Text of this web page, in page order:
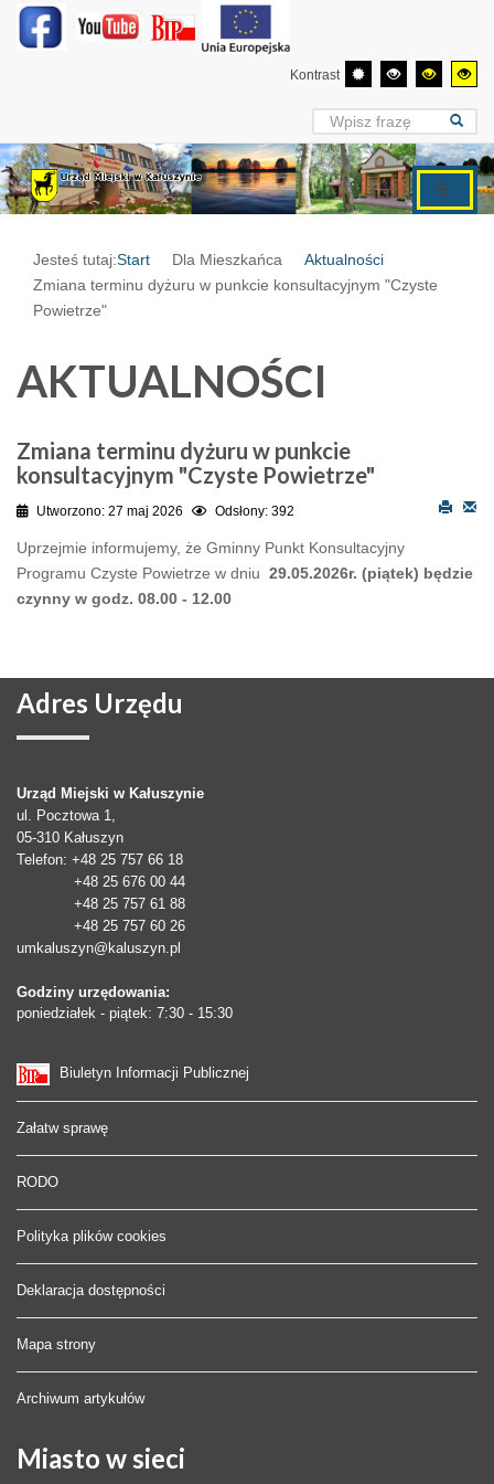
Kontrast
Jesteś tutaj:Start Dla Mieszkańca
Aktualności
Zmiana terminu dyżuru w punkcie konsultacyjnym "Czyste
Powietrze"
AKTUALNOŚCI
Zmiana terminu dyżuru w punkcie
konsultacyjnym "Czyste Powietrze"
Utworzono: 27 maj 2026 Odsłony: 392
Uprzejmie informujemy, że Gminny Punkt Konsultacyjny
Programu Czyste Powietrze w dniu 29.05.2026r. (piątek) będzie
czynny w godz. 08.00 - 12.00
Adres Urzędu
Urząd Miejski w Kałuszynie
ul. Pocztowa 1,
05-310 Kałuszyn
Telefon: +48 25 757 66 18
+48 25 676 00 44
+48 25 757 61 88
+48 25 757 60 26
umkaluszyn@kaluszyn.pl
Godziny urzędowania:
poniedziałek - piątek: 7:30 - 15:30
Biuletyn Informacji Publicznej
Załatw sprawę
RODO
Polityka plików cookies
Deklaracja dostępności
Mapa strony
Archiwum artykułów
Miasto w sieci